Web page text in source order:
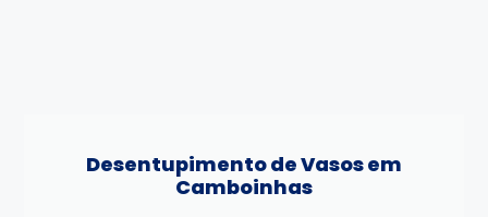
Desentupimento de Vasos em
Camboinhas